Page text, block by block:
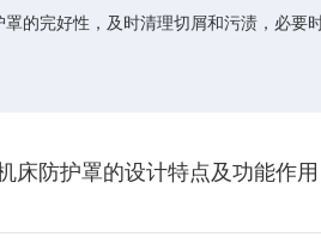
完好性，及时清理切屑和污渍，必要
床防护罩的设计特点及功能作用